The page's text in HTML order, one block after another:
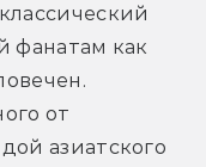
фанатам как
от
азиатского